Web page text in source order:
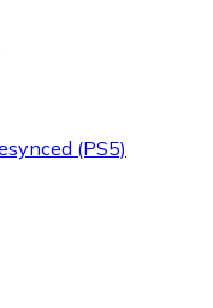
(PS5)